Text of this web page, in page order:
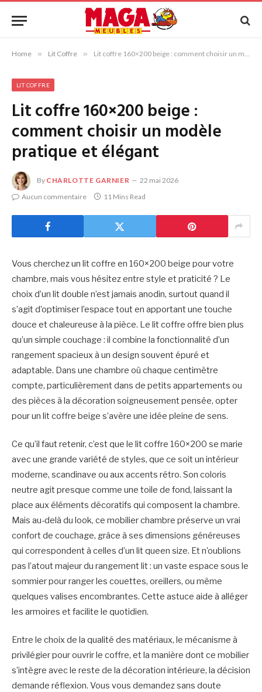
Home » Lit Coffre » Lit coffre 160×200 beige : comment choisir un modèle pratique et élégant
LIT COFFRE
Lit coffre 160×200 beige :
comment choisir un modèle
pratique et élégant
By CHARLOTTE GARNIER
22 mai 2026
Aucun commentaire
11 Mins Read
Vous cherchez un lit coffre en 160×200 beige pour votre
chambre, mais vous hésitez entre style et praticité ? Le
choix d’un lit double n’est jamais anodin, surtout quand il
s’agit d’optimiser l’espace tout en apportant une touche
douce et chaleureuse à la pièce. Le lit coffre offre bien plus
qu’un simple couchage : il combine la fonctionnalité d’un
rangement spacieux à un design souvent épuré et
adaptable. Dans une chambre où chaque centimètre
compte, particulièrement dans de petits appartements ou
des pièces à la décoration soigneusement pensée, opter
pour un lit coffre beige s’avère une idée pleine de sens.
Ce qu’il faut retenir, c’est que le lit coffre 160×200 se marie
avec une grande variété de styles, que ce soit un intérieur
moderne, scandinave ou aux accents rétro. Son coloris
neutre agit presque comme une toile de fond, laissant la
place aux éléments décoratifs qui composent la chambre.
Mais au-delà du look, ce mobilier chambre préserve un vrai
confort de couchage, grâce à ses dimensions généreuses
qui correspondent à celles d’un lit queen size. Et n’oublions
pas l’atout majeur du rangement lit : un vaste espace sous le
sommier pour ranger les couettes, oreillers, ou même
quelques valises encombrantes. Cette astuce aide à alléger
les armoires et facilite le quotidien.
Entre le choix de la qualité des matériaux, le mécanisme à
privilégier pour ouvrir le coffre, et la manière dont ce mobilier
s’intègre avec le reste de la décoration intérieure, la décision
demande réflexion. Vous vous demandez sans doute